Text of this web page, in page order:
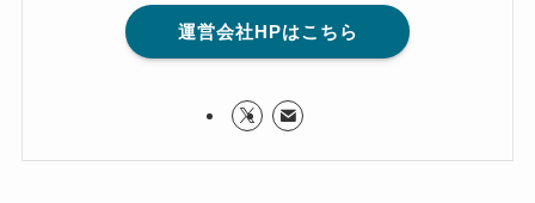
運営会社HPはこちら